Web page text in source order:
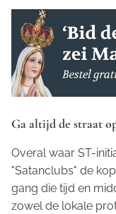
Ga altijd de straat
Overal waar ST-
"Satanclubs" de
gang die tijd en
zowel de lokale